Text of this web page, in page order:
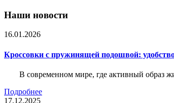
Наши новости
16.01.2026
Кроссовки с пружинящей подошвой:
В современном мире, где активный образ
Подробнее
17.12.2025